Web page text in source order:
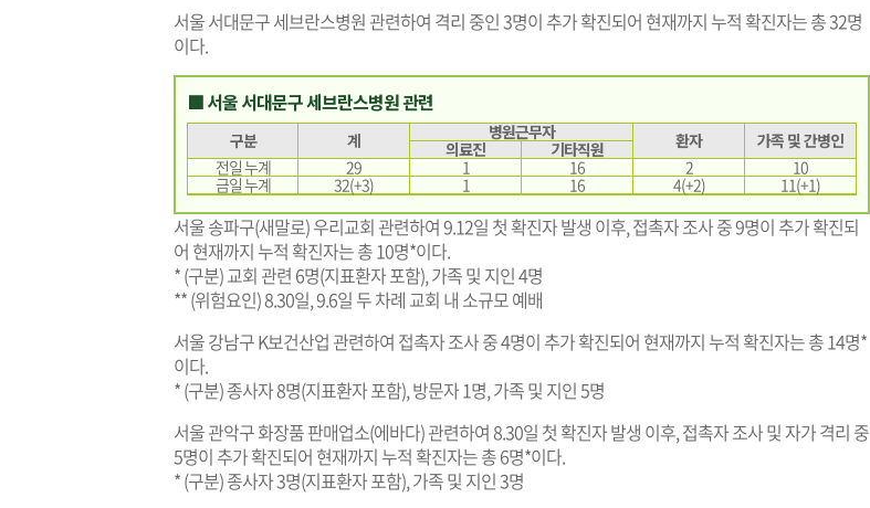
서울 서대문구 세브란스병원 관련하여 격리 중인 3명이 추가 확진되어 현재까지 누적 확진자는 총 32명
이다.
■ 서울 서대문구 세브란스병원 관련
구분 계 병원근무자 환자 가족 및 간병인
의료진
기타직원
전일 누계
29 1 16 2
10
금일 누계
32(+3) 1 16 4(+2) 11(+1)
서울 송파구(새말로) 우리교회 관련하여 9.12일 첫 확진자 발생 이후, 접촉자 조사 중 9명이 추가 확진되
어 현재까지 누적 확진자는 총 10명*이다.
* (구분) 교회 관련 6명(지표환자 포함), 가족 및 지인 4명
** (위험요인) 8.30일, 9.6일 두 차례 교회 내 소규모 예배
서울 강남구 K보건산업 관련하여 접촉자 조사 중 4명이 추가 확진되어 현재까지 누적 확진자는 총 14명*
이다.
* (구분) 종사자 8명(지표환자 포함), 방문자 1명, 가족 및 지인 5명
서울 관악구 화장품 판매업소(에바다) 관련하여 8.30일 첫 확진자 발생 이후, 접촉자 조사 및 자가 격리 중
5명이 추가 확진되어 현재까지 누적 확진자는 총 6명*이다.
* (구분) 종사자 3명(지표환자 포함), 가족 및 지인 3명